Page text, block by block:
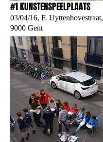
#1 KUNSTENSPEELPLAATS
03/04/16, F. Uyttenhovestraat,
9000 Gent